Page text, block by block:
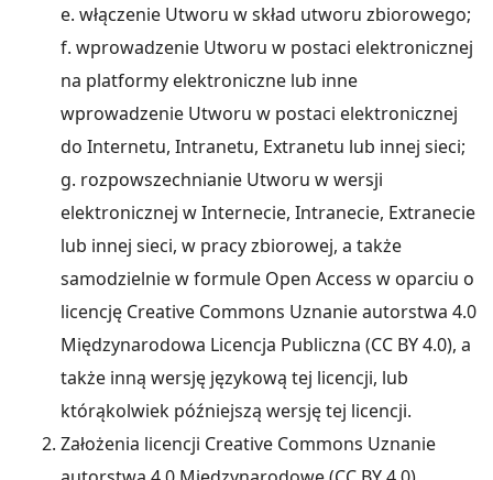
e. włączenie Utworu w skład utworu zbiorowego;
f. wprowadzenie Utworu w postaci elektronicznej
na platformy elektroniczne lub inne
wprowadzenie Utworu w postaci elektronicznej
do Internetu, Intranetu, Extranetu lub innej sieci;
g. rozpowszechnianie Utworu w wersji
elektronicznej w Internecie, Intranecie, Extranecie
lub innej sieci, w pracy zbiorowej, a także
samodzielnie w formule Open Access w oparciu o
licencję Creative Commons Uznanie autorstwa 4.0
Międzynarodowa Licencja Publiczna (CC BY 4.0), a
także inną wersję językową tej licencji, lub
którąkolwiek późniejszą wersję tej licencji.
Założenia licencji Creative Commons Uznanie